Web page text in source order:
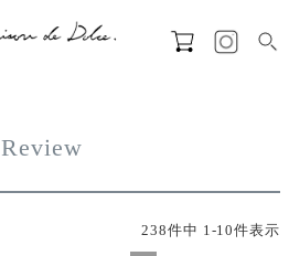
Review
238件中 1-10件表示